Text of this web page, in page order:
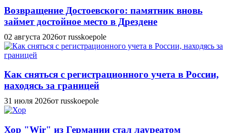
Возвращение Достоевского: памятник вновь
займет достойное место в Дрездене
02 августа 2026от russkoepole
Как сняться с регистрационного учета в России,
находясь за границей
31 июля 2026от russkoepole
Хор "Wir" из Германии стал лауреатом